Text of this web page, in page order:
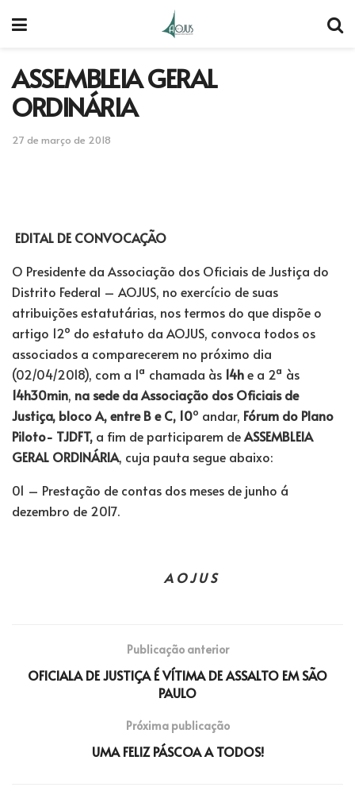
ASSEMBLEIA GERAL
ORDINÁRIA
27 de março de 2018
EDITAL DE CONVOCAÇÃO
O Presidente da Associação dos Oficiais de Justiça do
Distrito Federal – AOJUS, no exercício de suas
atribuições estatutárias, nos termos do que dispõe o
artigo 12º do estatuto da AOJUS, convoca todos os
associados a comparecerem no próximo dia
(02/04/2018), com a 1ª chamada às 14he a 2ª às
14h30min, na sede da Associação dos Oficiais de
Justiça, bloco A, entre B e C, 10º andar, Fórum do Plano
Piloto- TJDFT, a fim de participarem deASSEMBLEIA
GERAL ORDINÁRIA, cuja pauta segue abaixo:
01 – Prestação de contas dos meses de junho á
dezembro de 2017.
A O J U S
Publicação anterior
OFICIALA DE JUSTIÇA É VÍTIMA DE ASSALTO EM SÃO
PAULO
Próxima publicação
UMA FELIZ PÁSCOA A TODOS!